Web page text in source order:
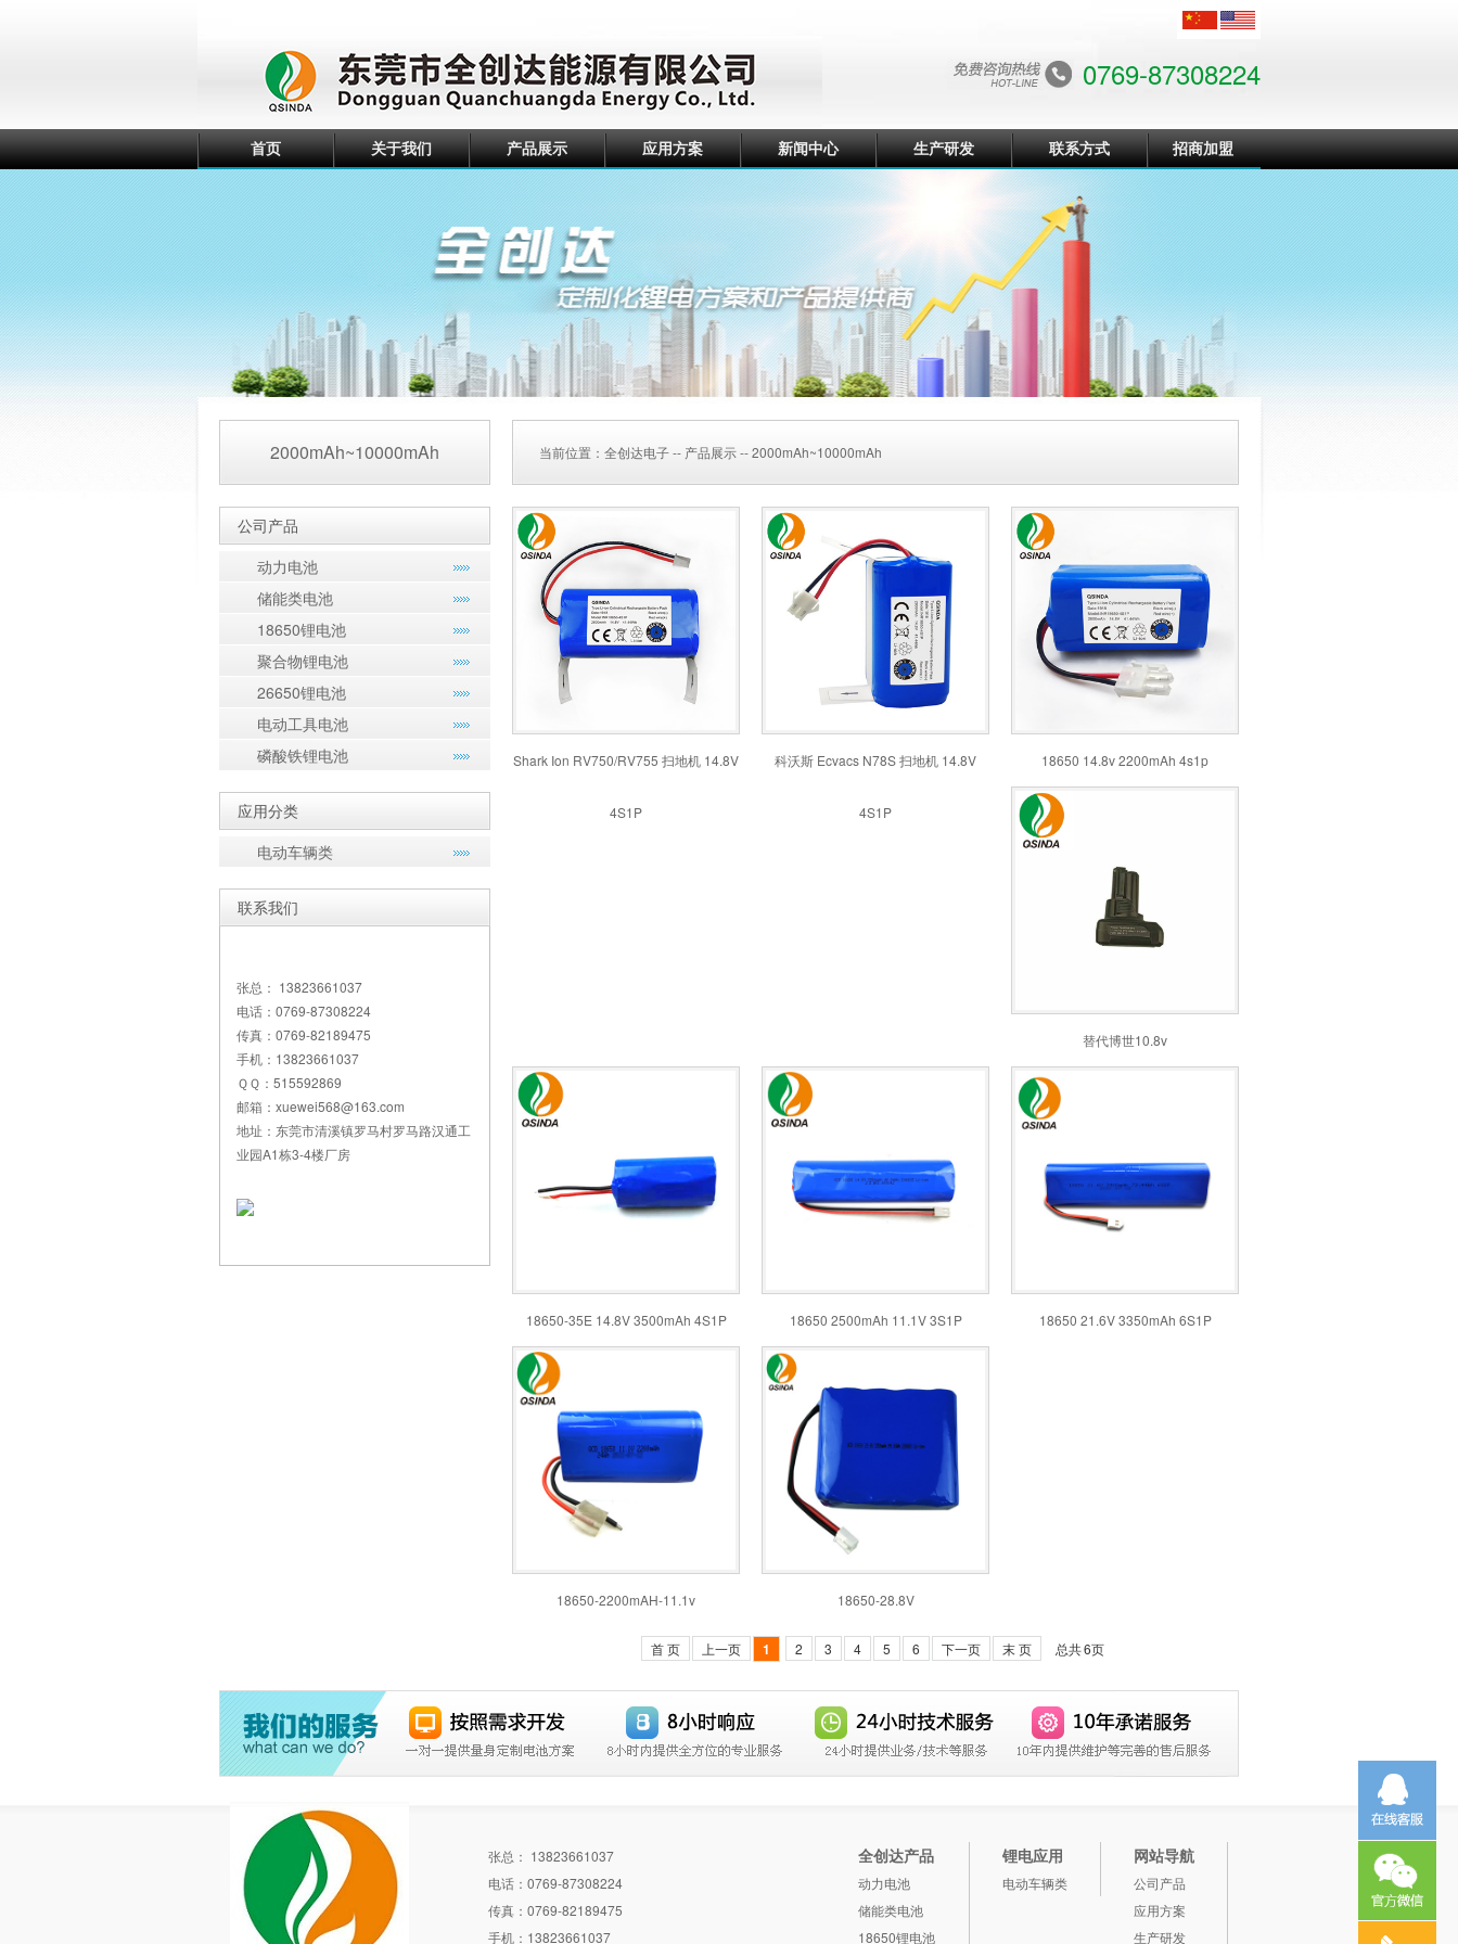
0769-87308224
首页 关于我们 产品展示 应用方案 新闻中心 生产研发 联系方式 招商加盟
2000mAh~10000mAh
公司产品
动力电池
储能类电池
18650锂电池
聚合物锂电池
26650锂电池
电动工具电池
磷酸铁锂电池
应用分类
电动车辆类
联系我们
张总： 13823661037
电话：0769-87308224
传真：0769-82189475
手机：13823661037
ＱＱ：515592869
邮箱：xuewei568@163.com
地址：东莞市清溪镇罗马村罗马路汉通工
业园A1栋3-4楼厂房
当前位置： 全创达电子-- 产品展示--2000mAh~10000mAh
Shark Ion RV750/RV755 扫地机 14.8V
4S1P
科沃斯 Ecvacs N78S 扫地机 14.8V
4S1P
18650 14.8v 2200mAh 4s1p
替代博世10.8v
18650-35E 14.8V 3500mAh 4S1P 18650 2500mAh 11.1V 3S1P 18650 21.6V 3350mAh 6S1P
18650-2200mAH-11.1v 18650-28.8V
首 页 上一页 1 2 3 4 5 6 下一页 末 页 总共6页
张总： 13823661037
电话：0769-87308224
传真：0769-82189475
手机：13823661037
网站导航
公司产品
应用方案
生产研发
锂电应用
电动车辆类
全创达产品
动力电池
储能类电池
18650锂电池